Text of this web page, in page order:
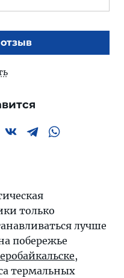
только
лучше
побережье
,
термальных